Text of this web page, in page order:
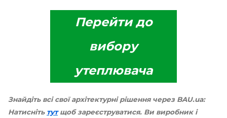
Перейти до
вибору
утеплювача
Знайдіть всі свої архітектурні рішення через BAU.ua:
Натисніть тутщоб зареєструватися. Ви виробник і